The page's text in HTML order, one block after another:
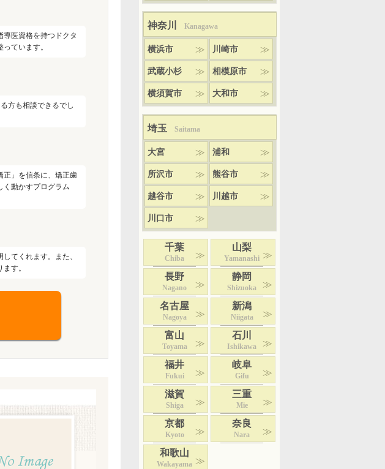
医資格を持つドクタ
ています。
方も相談できるでし
正」を信条に、矯正歯
く動かすプログラム
てくれます。また、
す。
神奈川 Kanagawa
横浜市 川崎市
武蔵小杉 相模原市
横須賀市 大和市
埼玉 Saitama
大宮 浦和
所沢市 熊谷市
越谷市 川越市
川口市
千葉
Chiba
山梨
Yamanashi
長野
Nagano
静岡
Shizuoka
名古屋
Nagoya
新潟
Niigata
富山
Toyama
石川
Ishikawa
福井
Fukui
岐阜
Gifu
滋賀
Shiga
三重
Mie
京都
Kyoto
奈良
Nara
和歌山
Wakayama